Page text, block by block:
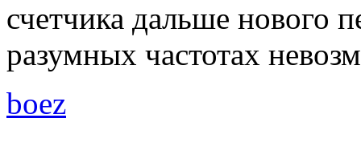
счетчика дальше нового
разумных частотах
boez